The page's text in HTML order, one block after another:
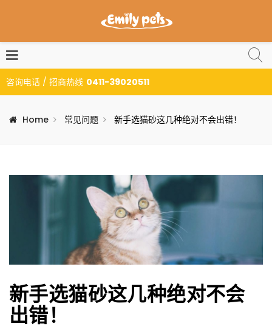
咨询电话 / 招商热线 0411-39020511
Home 常见问题 新手选猫砂这几种绝对不会出错！
新手选猫砂这几种绝对不会
出错！